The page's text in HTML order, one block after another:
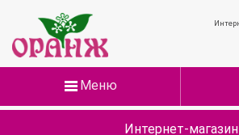
Меню
Интернет-магазин